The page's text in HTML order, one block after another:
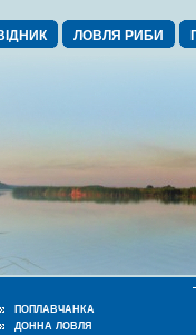
ЛОВЛЯ РИБИ
ПОПЛАВЧАНКА
ДОННА ЛОВЛЯ